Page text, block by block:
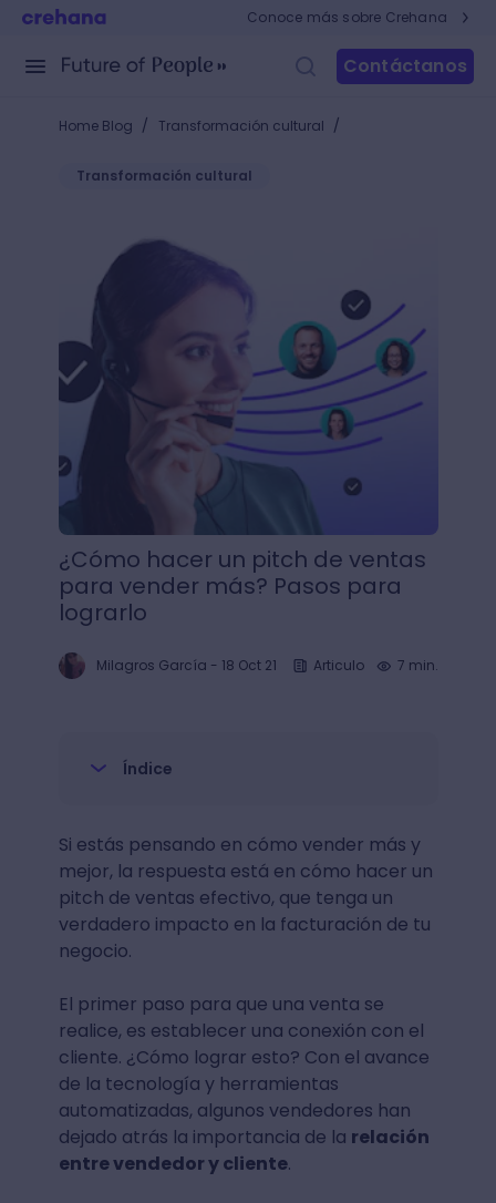
Conoce más sobre Crehana
Contáctanos
Home Blog / Transformación cultural /
Transformación cultural
¿Cómo hacer un pitch de ventas
para vender más? Pasos para
lograrlo
Milagros García - 18 Oct 21 Articulo 7 min.
Índice
Si estás pensando en cómo vender más y
mejor, la respuesta está en cómo hacer un
pitch de ventas efectivo, que tenga un
verdadero impacto en la facturación de tu
negocio.
El primer paso para que una venta se
realice, es establecer una conexión con el
cliente. ¿Cómo lograr esto? Con el avance
de la tecnología y herramientas
automatizadas, algunos vendedores han
dejado atrás la importancia de la relación
entre vendedor y cliente.